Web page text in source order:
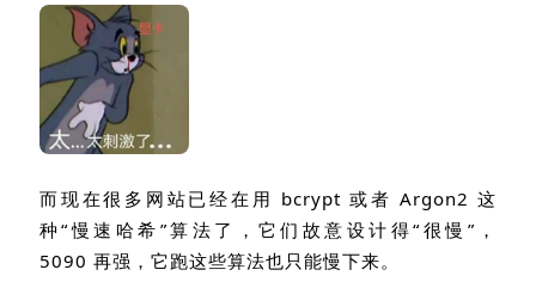
而现在很多网站已经在用 bcrypt 或者Argon2这
种“慢速哈希”算法了，它们故意设计得“ 很慢 ” ，
5090 再强，它跑这些算法也只能慢下来。